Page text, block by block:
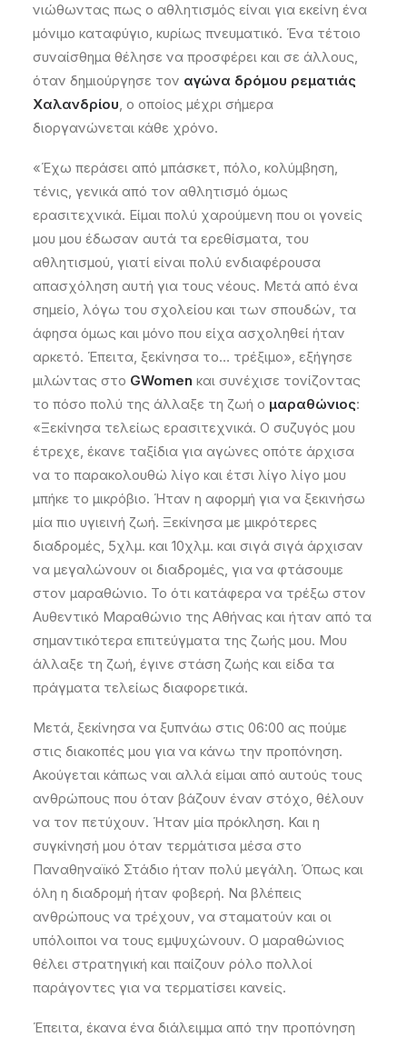
νιώθωντας πως ο αθλητισμός είναι για εκείνη ένα
μόνιμο καταφύγιο, κυρίως πνευματικό. Ένα τέτοιο
συναίσθημα θέλησε να προσφέρει και σε άλλους,
όταν δημιούργησε τον αγώνα δρόμου ρεματιάς
Χαλανδρίου, ο οποίος μέχρι σήμερα
διοργανώνεται κάθε χρόνο.
«Έχω περάσει από μπάσκετ, πόλο, κολύμβηση,
τένις, γενικά από τον αθλητισμό όμως
ερασιτεχνικά. Είμαι πολύ χαρούμενη που οι γονείς
μου μου έδωσαν αυτά τα ερεθίσματα, του
αθλητισμού, γιατί είναι πολύ ενδιαφέρουσα
απασχόληση αυτή για τους νέους. Μετά από ένα
σημείο, λόγω του σχολείου και των σπουδών, τα
άφησα όμως και μόνο που είχα ασχοληθεί ήταν
αρκετό. Έπειτα, ξεκίνησα το… τρέξιμο», εξήγησε
μιλώντας στο GWomen και συνέχισε τονίζοντας
το πόσο πολύ της άλλαξε τη ζωή ο μαραθώνιος:
«Ξεκίνησα τελείως ερασιτεχνικά. Ο συζυγός μου
έτρεχε, έκανε ταξίδια για αγώνες οπότε άρχισα
να το παρακολουθώ λίγο και έτσι λίγο λίγο μου
μπήκε το μικρόβιο. Ήταν η αφορμή για να ξεκινήσω
μία πιο υγιεινή ζωή. Ξεκίνησα με μικρότερες
διαδρομές, 5χλμ. και 10χλμ. και σιγά σιγά άρχισαν
να μεγαλώνουν οι διαδρομές, για να φτάσουμε
στον μαραθώνιο. Το ότι κατάφερα να τρέξω στον
Αυθεντικό Μαραθώνιο της Αθήνας και ήταν από τα
σημαντικότερα επιτεύγματα της ζωής μου. Μου
άλλαξε τη ζωή, έγινε στάση ζωής και είδα τα
πράγματα τελείως διαφορετικά.
Μετά, ξεκίνησα να ξυπνάω στις 06:00 ας πούμε
στις διακοπές μου για να κάνω την προπόνηση.
Ακούγεται κάπως ναι αλλά είμαι από αυτούς τους
ανθρώπους που όταν βάζουν έναν στόχο, θέλουν
να τον πετύχουν. Ήταν μία πρόκληση. Και η
συγκίνησή μου όταν τερμάτισα μέσα στο
Παναθηναϊκό Στάδιο ήταν πολύ μεγάλη. Όπως και
όλη η διαδρομή ήταν φοβερή. Να βλέπεις
ανθρώπους να τρέχουν, να σταματούν και οι
υπόλοιποι να τους εμψυχώνουν. Ο μαραθώνιος
θέλει στρατηγική και παίζουν ρόλο πολλοί
παράγοντες για να τερματίσει κανείς.
Έπειτα, έκανα ένα διάλειμμα από την προπόνηση